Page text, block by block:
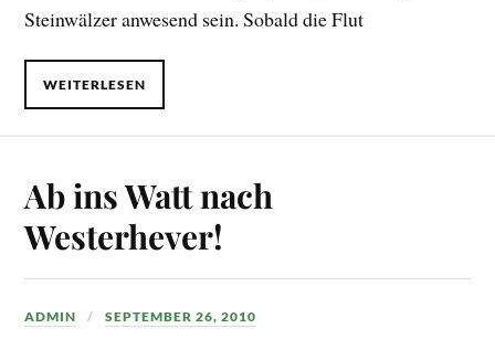
Steinwälzer anwesend sein. Sobald die Flut
WEITERLESEN
Ab ins Watt nach
Westerhever!
ADMIN SEPTEMBER 26, 2010